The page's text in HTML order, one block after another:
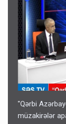
"Qərbi
müzakirələr